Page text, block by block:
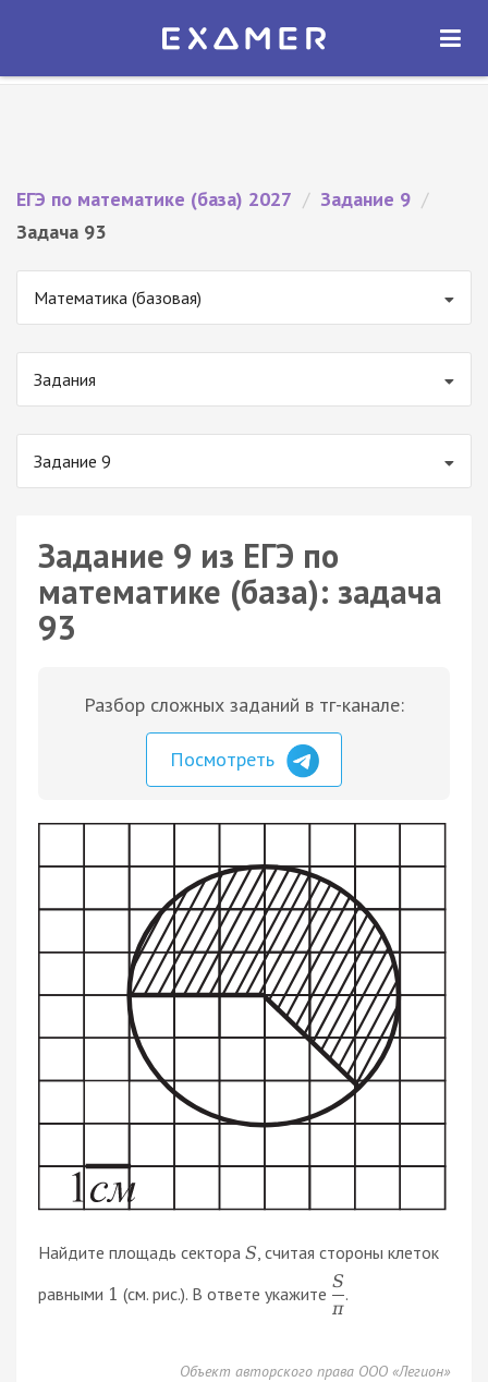
Экзамер — ЕГЭ 2027
ОТКРЫТЬ
ЕГЭ по математике (база) 2027 / Задание 9 /
Задача 93
Математика (базовая)
Задания
Задание 9
Задание 9 из ЕГЭ по
математике (база): задача
93
Разбор сложных заданий в тг-канале:
Посмотреть
Найдите площадь сектора S , считая стороны клеток
равными 1 (см. рис.). В ответе укажите
S
π
.
Объект авторского права ООО «Легион»